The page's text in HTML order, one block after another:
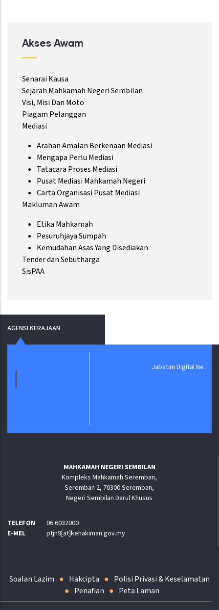
Akses Awam
Senarai Kausa
Sejarah Mahkamah Negeri Sembilan
Visi, Misi Dan Moto
Piagam Pelanggan
Mediasi
Arahan Amalan Berkenaan Mediasi
Mengapa Perlu Mediasi
Tatacara Proses Mediasi
Pusat Mediasi Mahkamah Negeri
Carta Organisasi Pusat Mediasi
Makluman Awam
Etika Mahkamah
Pesuruhjaya Sumpah
Kemudahan Asas Yang Disediakan
Tender dan Sebutharga
SisPAA
AGENSI KERAJAAN
MAHKAMAH NEGERI SEMBILAN
Kompleks Mahkamah Seremban,
Seremban 2, 70300 Seremban,
Negeri Sembilan Darul Khusus
TELEFON
06 6032000
E-MEL
ptjn9[at]kehakiman.gov.my
Soalan Lazim Hakcipta
Polisi Privasi & Keselamatan
Penafian
Peta Laman